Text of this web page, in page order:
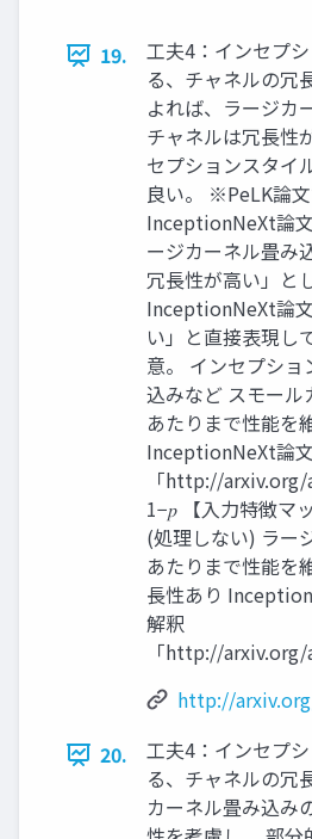
19.
工夫4：インセプ
る、チャネルの冗
よれば、ラージカ
チャネルは冗長性
セプションスタイ
良い。 ※PeLK論文
InceptionNeXt論
ージカーネル畳み
冗長性が高い」と
InceptionNeXt論
い」と直接表現し
意。 インセプショ
込みなど スモール
あたりまで性能を
InceptionNeXt論
「http://arxiv.org/
1−𝑝 【入力特徴マ
(処理しない) ラー
あたりまで性能を
長性あり
解釈
「http://arxiv.org/
http://
20.
工夫4：インセプ
る、チャネルの冗
カーネル畳み込み